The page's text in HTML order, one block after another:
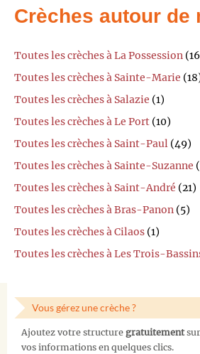
Crèches autour de
Toutes les crèches à La Possession
Toutes les crèches à Sainte-Marie
Toutes les crèches à Salazie (1)
Toutes les crèches à Le Port (10)
Toutes les crèches à Saint-Paul (49)
Toutes les crèches à Sainte-Suzanne
Toutes les crèches à Saint-André (21)
Toutes les crèches à Bras-Panon (5)
Toutes les crèches à Cilaos (1)
Toutes les crèches à Les Trois-
Vous gérez une crèche ?
Ajoutez votre structure gratuitement
vos informations en quelques clics.